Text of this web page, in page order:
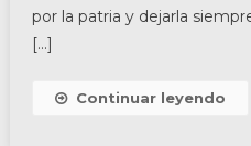
por la patria y dejarla
[…]
Continuar leyendo